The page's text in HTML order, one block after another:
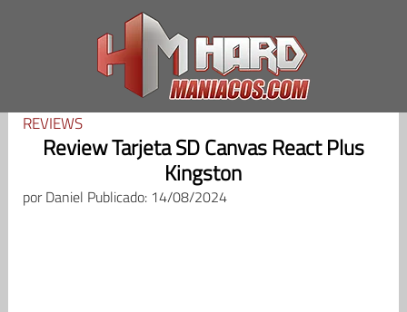
REVIEWS
Review Tarjeta SD Canvas React Plus
Kingston
porDaniel Publicado: 14/08/2024